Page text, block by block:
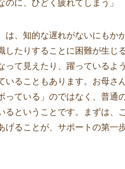
のに、ひどく疲れてしまう」
は、知的な遅れがないにもか
したりすることに困難が生じ
って見えたり、躍っているよ
いることもあります。お母さ
っている」のではなく、普通
るということです。まずは、
ることが、サポートの第一